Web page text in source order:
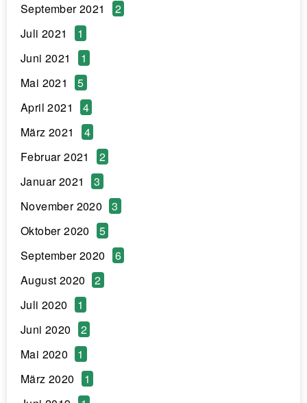
September 2021
2
Juli 2021
1
Juni 2021
1
Mai 2021
5
April 2021
4
März 2021
4
Februar 2021
2
Januar 2021
3
November 2020
3
Oktober 2020
5
September 2020
6
August 2020
2
Juli 2020
1
Juni 2020
2
Mai 2020
1
März 2020
1